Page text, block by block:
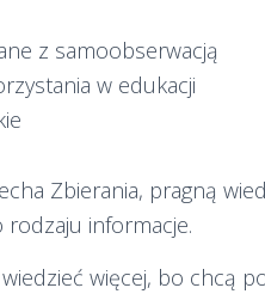
z samoobserwacją
w edukacji
Zbierania, pragną
rodzaju informacje.
więcej, bo chcą